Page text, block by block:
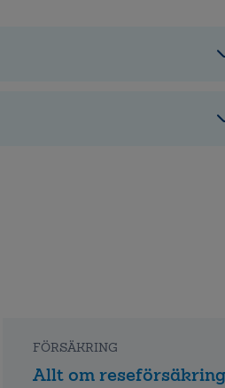
FÖRSÄKRING
Allt om reseförsäkring